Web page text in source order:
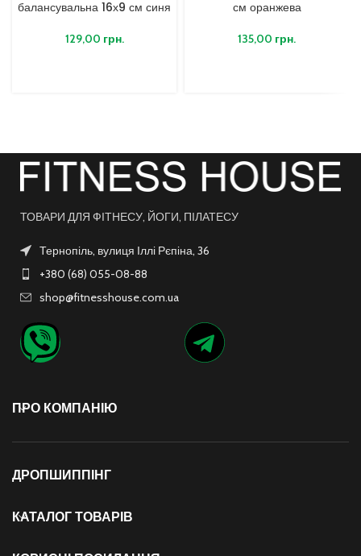
балансувальна 16х9 см синя
129,00 грн.
см оранжева
135,00 грн.
ТОВАРИ ДЛЯ ФІТНЕСУ, ЙОГИ, ПІЛАТЕСУ
Тернопіль, вулиця Іллі Рєпіна, 36
+380 (68) 055-08-88
shop@fitnesshouse.com.ua
ПРО КОМПАНІЮ
ДРОПШИППІНГ
КАТАЛОГ ТОВАРІВ